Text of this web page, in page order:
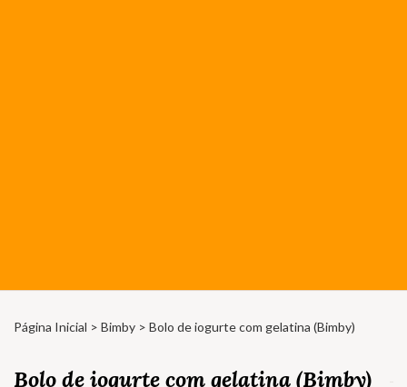
Página Inicial > Bimby > Bolo de iogurte com gelatina (Bimby)
Bolo de iogurte com gelatina (Bimby)